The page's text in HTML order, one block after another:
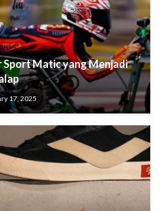
Matic yang Menjadi
17, 2025